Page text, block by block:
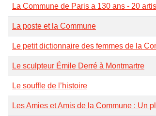
La Commune de Paris a 130 ans - 20
La poste et la Commune
Le petit dictionnaire des femmes de la
Le sculpteur Émile Derré à Montmartre
Le souffle de l’histoire
Les Amies et Amis de la Commune : Un